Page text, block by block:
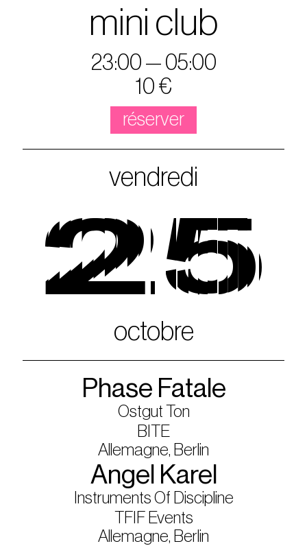
partenariats
mini club
23:00 — 05:00
10 €
réserver
vendredi
25
octobre
Phase Fatale
Ostgut Ton
BITE
Allemagne, Berlin
Angel Karel
Instruments Of Discipline
TFIF Events
Allemagne, Berlin